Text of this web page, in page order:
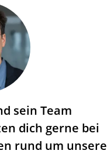
sein Team
dich gerne bei
rund um unsere